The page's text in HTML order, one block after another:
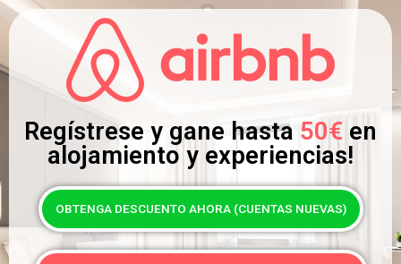
Regístrese y gane hasta 50€ en
alojamiento y experiencias!
OBTENGA DESCUENTO AHORA (CUENTAS NUEVAS)